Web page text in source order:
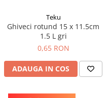
Teku
Ghiveci rotund 15 x 11.5cm
1.5 L gri
0,65 RON
ADAUGA IN COS